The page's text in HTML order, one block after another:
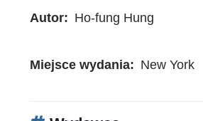
Autor Ho-fung Hung
Miejsce wydania New York